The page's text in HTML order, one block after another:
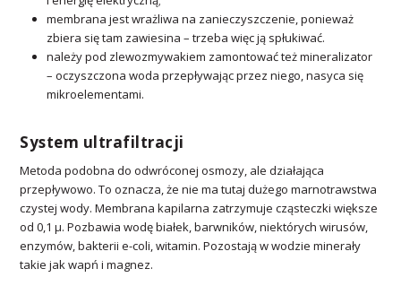
membrana jest wrażliwa na zanieczyszczenie, ponieważ
zbiera się tam zawiesina – trzeba więc ją spłukiwać.
należy pod zlewozmywakiem zamontować też mineralizator
– oczyszczona woda przepływając przez niego, nasyca się
mikroelementami.
System ultrafiltracji
Metoda podobna do odwróconej osmozy, ale działająca
przepływowo. To oznacza, że nie ma tutaj dużego marnotrawstwa
czystej wody. Membrana kapilarna zatrzymuje cząsteczki większe
od 0,1 µ. Pozbawia wodę białek, barwników, niektórych wirusów,
enzymów, bakterii e-coli, witamin. Pozostają w wodzie minerały
takie jak wapń i magnez.